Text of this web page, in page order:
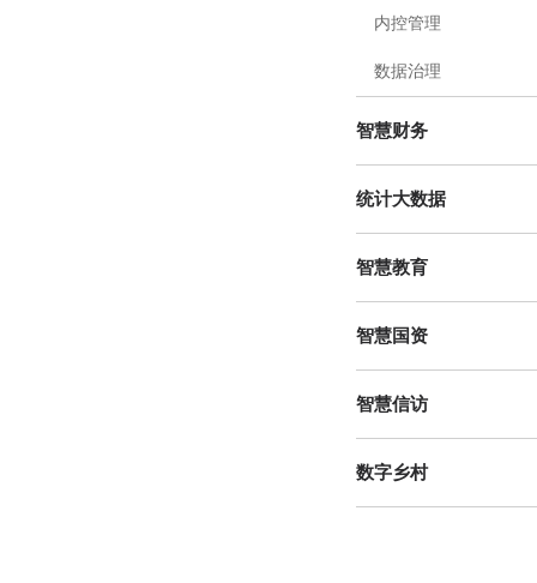
内控管理
数据治理
智慧财务
统计大数据
智慧教育
智慧国资
智慧信访
数字乡村